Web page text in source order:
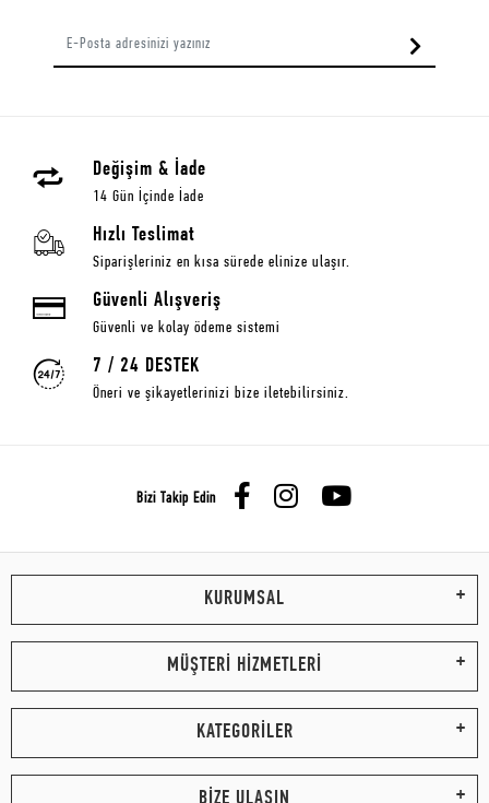
Değişim & İade
14 Gün İçinde İade
Hızlı Teslimat
Siparişleriniz en kısa sürede elinize ulaşır.
Güvenli Alışveriş
Güvenli ve kolay ödeme sistemi
7 / 24 DESTEK
Öneri ve şikayetlerinizi bize iletebilirsiniz.
Bizi Takip Edin
KURUMSAL
MÜŞTERİ HİZMETLERİ
KATEGORİLER
BİZE ULAŞIN